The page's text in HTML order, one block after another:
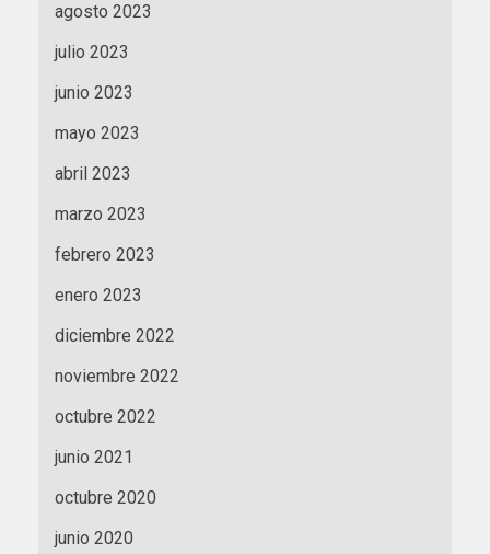
agosto 2023
julio 2023
junio 2023
mayo 2023
abril 2023
marzo 2023
febrero 2023
enero 2023
diciembre 2022
noviembre 2022
octubre 2022
junio 2021
octubre 2020
junio 2020